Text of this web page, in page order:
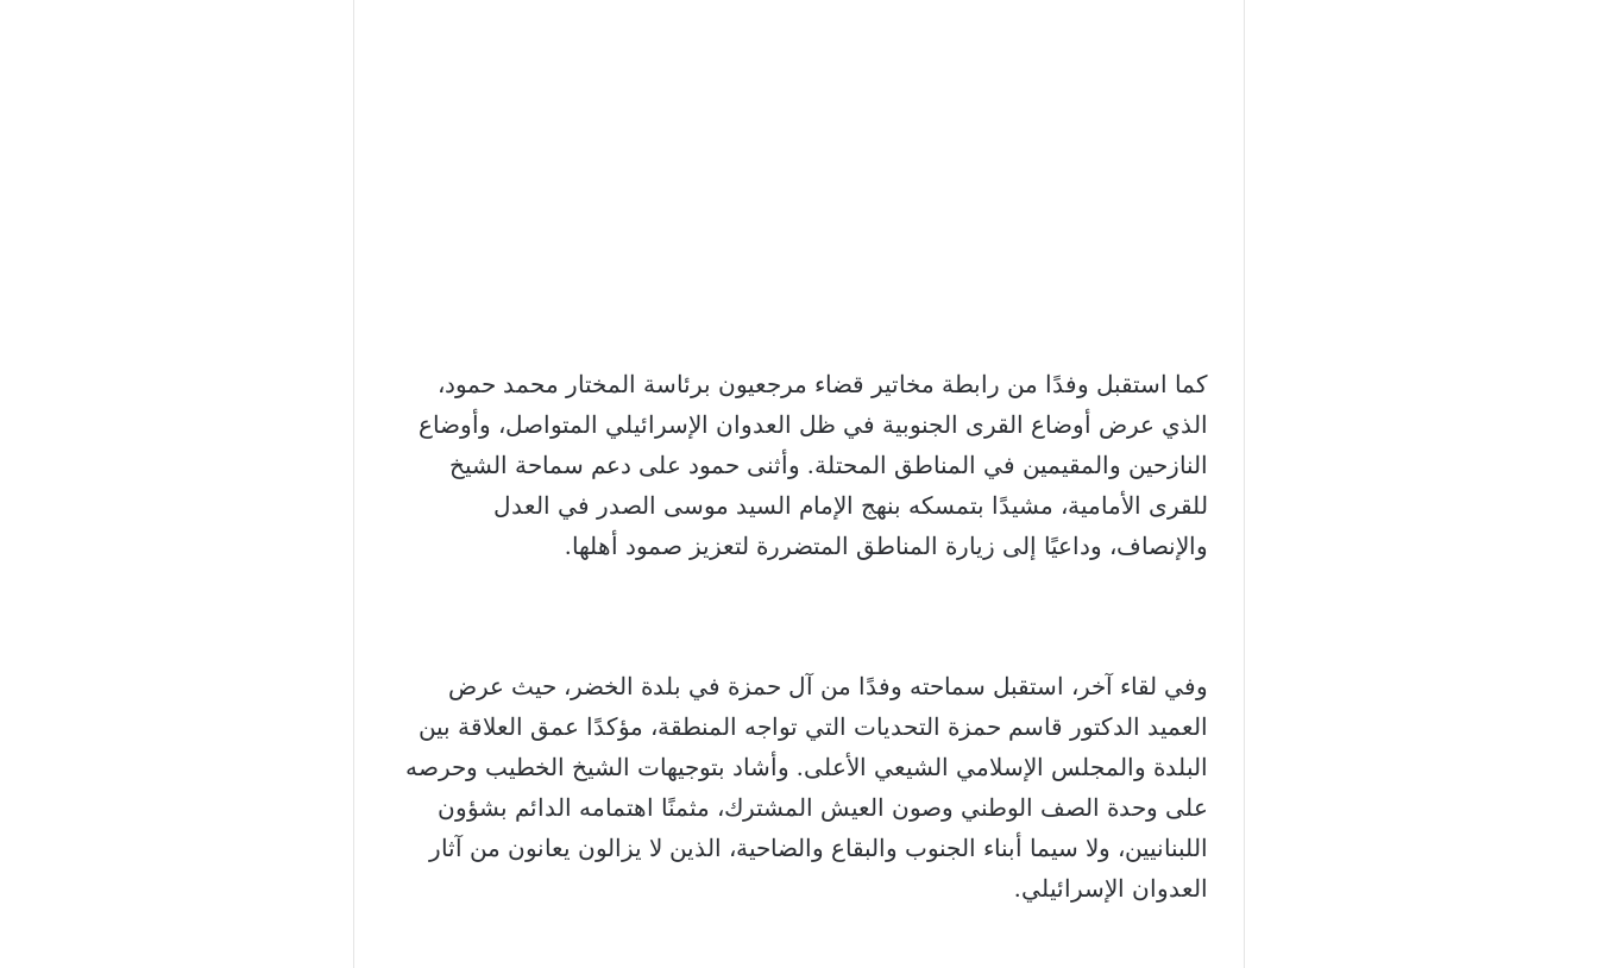
كما استقبل وفدًا من رابطة مخاتير قضاء مرجعيون برئاسة المختار محمد حمود،
الذي عرض أوضاع القرى الجنوبية في ظل العدوان الإسرائيلي المتواصل، وأوضاع
النازحين والمقيمين في المناطق المحتلة. وأثنى حمود على دعم سماحة الشيخ
للقرى الأمامية، مشيدًا بتمسكه بنهج الإمام السيد موسى الصدر في العدل
والإنصاف، وداعيًا إلى زيارة المناطق المتضررة لتعزيز صمود أهلها.
وفي لقاء آخر، استقبل سماحته وفدًا من آل حمزة في بلدة الخضر، حيث عرض
العميد الدكتور قاسم حمزة التحديات التي تواجه المنطقة، مؤكدًا عمق العلاقة بين
البلدة والمجلس الإسلامي الشيعي الأعلى. وأشاد بتوجيهات الشيخ الخطيب وحرصه
على وحدة الصف الوطني وصون العيش المشترك، مثمنًا اهتمامه الدائم بشؤون
اللبنانيين، ولا سيما أبناء الجنوب والبقاع والضاحية، الذين لا يزالون يعانون من آثار
العدوان الإسرائيلي.